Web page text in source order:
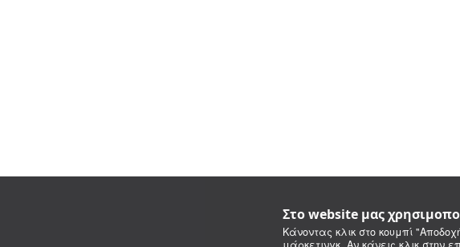
Στο website μας
Κάνοντας κλικ στο κουμπί